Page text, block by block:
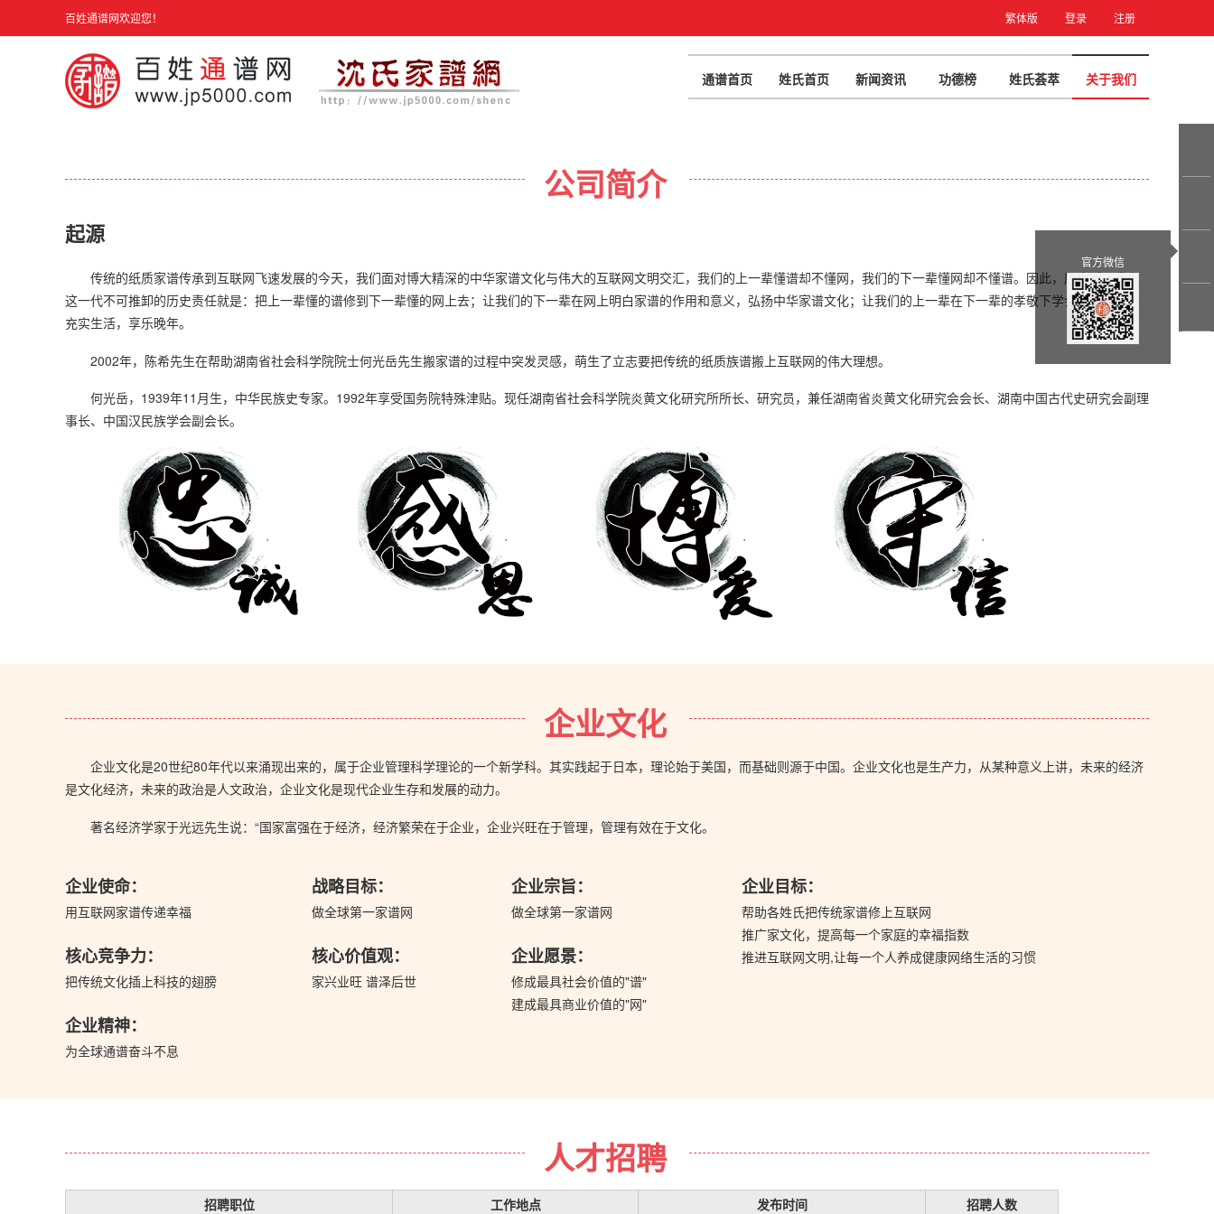
百姓通谱网欢迎您！ 繁体版 登录 注册
通谱首页 姓氏首页 新闻资讯 功德榜 姓氏荟萃 关于我们
公司简介
起源
传统的纸质家谱传承到互联网飞速发展的今天，我们面对博大精深的中华家谱文化与伟大的互联网文明交汇，我们的上一辈懂谱却不懂网，我们的下一辈懂网却不懂谱。因此，历史赋予我们
这一代不可推卸的历史责任就是：把上一辈懂的谱修到下一辈懂的网上去；让我们的下一辈在网上明白家谱的作用和意义，弘扬中华家谱文化；让我们的上一辈在下一辈的孝敬下学会使用电脑，
充实生活，享乐晚年。
2002年，陈希先生在帮助湖南省社会科学院院士何光岳先生搬家谱的过程中突发灵感，萌生了立志要把传统的纸质族谱搬上互联网的伟大理想。
何光岳，1939年11月生，中华民族史专家。1992年享受国务院特殊津贴。现任湖南省社会科学院炎黄文化研究所所长、研究员，兼任湖南省炎黄文化研究会会长、湖南中国古代史研究会副理
事长、中国汉民族学会副会长。
企业文化
企业文化是20世纪80年代以来涌现出来的，属于企业管理科学理论的一个新学科。其实践起于日本，理论始于美国，而基础则源于中国。企业文化也是生产力，从某种意义上讲，未来的经济
是文化经济，未来的政治是人文政治，企业文化是现代企业生存和发展的动力。
著名经济学家于光远先生说：“国家富强在于经济，经济繁荣在于企业，企业兴旺在于管理，管理有效在于文化。
企业使命：
用互联网家谱传递幸福
核心竞争力：
把传统文化插上科技的翅膀
企业精神：
为全球通谱奋斗不息
战略目标：
做全球第一家谱网
核心价值观：
家兴业旺 谱泽后世
企业宗旨：
做全球第一家谱网
企业愿景：
修成最具社会价值的"谱"
建成最具商业价值的"网"
企业目标：
帮助各姓氏把传统家谱修上互联网
推广家文化，提高每一个家庭的幸福指数
推进互联网文明,让每一个人养成健康网络生活的习惯
人才招聘
招聘职位 工作地点 发布时间 招聘人数
官方微信